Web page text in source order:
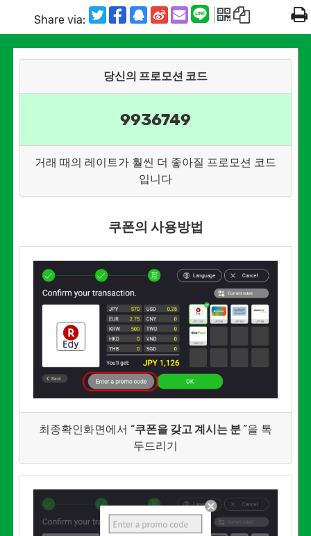
Share via:
당신의 프로모션 코드
9936749
거래 때의 레이트가 훨씬 더 좋아질 프로모션 코드
입니다
쿠폰의 사용방법
최종확인화면에서 “쿠폰을 갖고 계시는 분 ”을 톡
두드리기